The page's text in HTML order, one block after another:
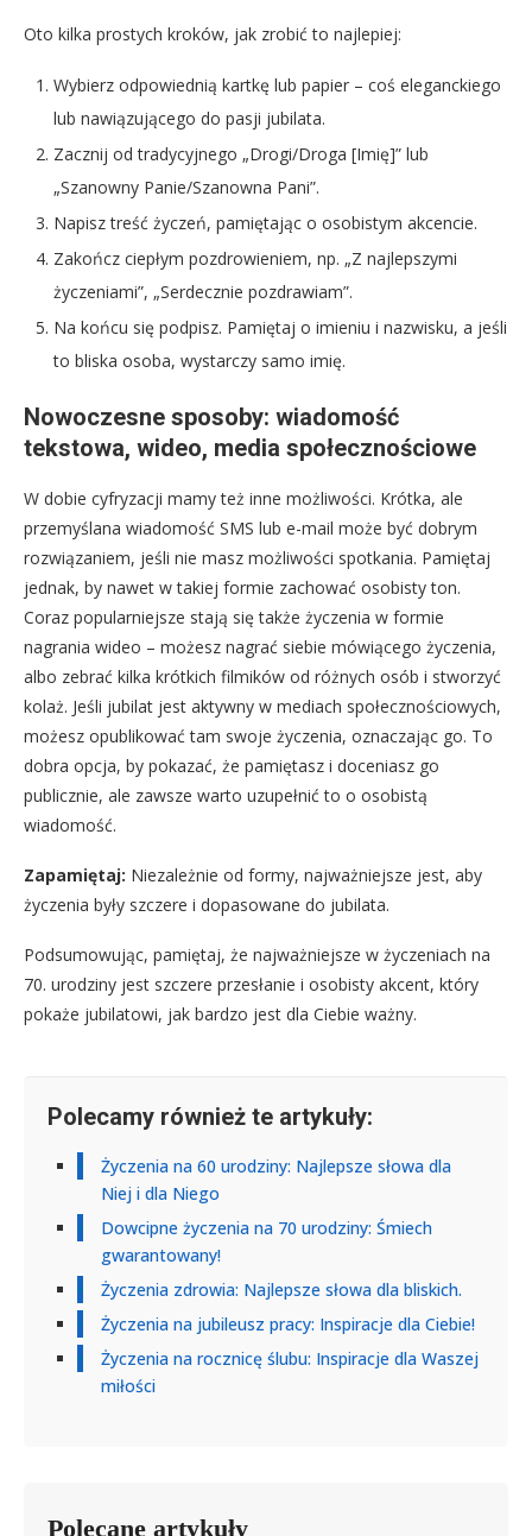
Oto kilka prostych kroków, jak zrobić to najlepiej:
Wybierz odpowiednią kartkę lub papier – coś eleganckiego
lub nawiązującego do pasji jubilata.
Zacznij od tradycyjnego „Drogi/Droga [Imię]” lub
„Szanowny Panie/Szanowna Pani”.
Napisz treść życzeń, pamiętając o osobistym akcencie.
Zakończ ciepłym pozdrowieniem, np. „Z najlepszymi
życzeniami”, „Serdecznie pozdrawiam”.
Na końcu się podpisz. Pamiętaj o imieniu i nazwisku, a jeśli
to bliska osoba, wystarczy samo imię.
Nowoczesne sposoby: wiadomość
tekstowa, wideo, media społecznościowe
W dobie cyfryzacji mamy też inne możliwości. Krótka, ale
przemyślana wiadomość SMS lub e-mail może być dobrym
rozwiązaniem, jeśli nie masz możliwości spotkania. Pamiętaj
jednak, by nawet w takiej formie zachować osobisty ton.
Coraz popularniejsze stają się także życzenia w formie
nagrania wideo – możesz nagrać siebie mówiącego życzenia,
albo zebrać kilka krótkich filmików od różnych osób i stworzyć
kolaż. Jeśli jubilat jest aktywny w mediach społecznościowych,
możesz opublikować tam swoje życzenia, oznaczając go. To
dobra opcja, by pokazać, że pamiętasz i doceniasz go
publicznie, ale zawsze warto uzupełnić to o osobistą
wiadomość.
Zapamiętaj: Niezależnie od formy, najważniejsze jest, aby
życzenia były szczere i dopasowane do jubilata.
Podsumowując, pamiętaj, że najważniejsze w życzeniach na
70. urodziny jest szczere przesłanie i osobisty akcent, który
pokaże jubilatowi, jak bardzo jest dla Ciebie ważny.
Polecamy również te artykuły:
Życzenia na 60 urodziny: Najlepsze słowa dla
Niej i dla Niego
Dowcipne życzenia na 70 urodziny: Śmiech
gwarantowany!
Życzenia zdrowia: Najlepsze słowa dla bliskich.
Życzenia na jubileusz pracy: Inspiracje dla Ciebie!
Życzenia na rocznicę ślubu: Inspiracje dla Waszej
miłości
Polecane artykuły